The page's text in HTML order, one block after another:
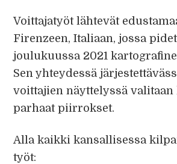
Voittajatyöt lähtevät
Firenzeen, Italiaan, jossa
joulukuussa 2021
Sen yhteydessä
voittajien näyttelyssä
parhaat piirrokset.
Alla kaikki kansallisessa
työt: